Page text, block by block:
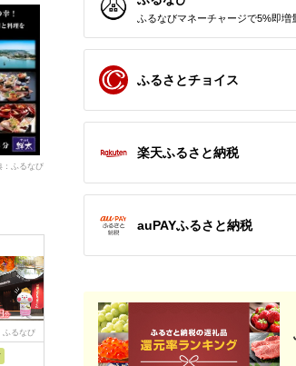
：ふるなび
ふるなび
出典：ふるさとチョイ
ス
石川県 金沢市
出典：ふるさとチョイ
ス
愛知県 安城市
ふるなびマネーチャージで5%即増
ふるさとチョイス
楽天ふるさと納税
auPAYふるさと納税